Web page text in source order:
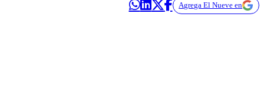
Agrega El Nueve en